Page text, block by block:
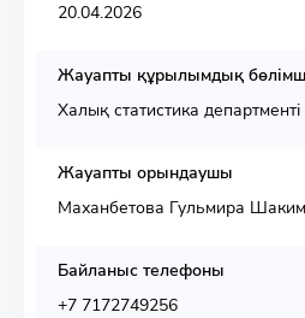
20.04.2026
Жауапты құрылымдық
Халық статистика департменті
Жауапты орындаушы
Маханбетова Гульмира
Байланыс телефоны
+7 7172749256